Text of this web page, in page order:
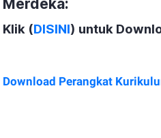
Merdeka:
Klik (DISINI) untuk
Download Perangkat